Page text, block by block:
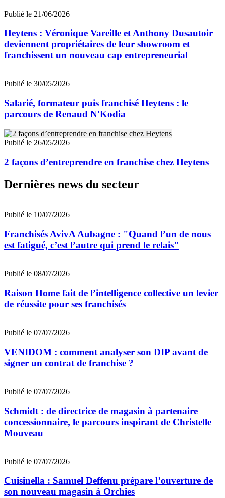
Publié le 21/06/2026
Heytens : Véronique Vareille et Anthony Dusautoir
deviennent propriétaires de leur showroom et
franchissent un nouveau cap entrepreneurial
Publié le 30/05/2026
Salarié, formateur puis franchisé Heytens : le
parcours de Renaud N'Kodia
Publié le 26/05/2026
2 façons d’entreprendre en franchise chez Heytens
Dernières news du secteur
Publié le 10/07/2026
Franchisés AvivA Aubagne : "Quand l’un de nous
est fatigué, c’est l’autre qui prend le relais"
Publié le 08/07/2026
Raison Home fait de l’intelligence collective un levier
de réussite pour ses franchisés
Publié le 07/07/2026
VENIDOM : comment analyser son DIP avant de
signer un contrat de franchise ?
Publié le 07/07/2026
Schmidt : de directrice de magasin à partenaire
concessionnaire, le parcours inspirant de Christelle
Mouveau
Publié le 07/07/2026
Cuisinella : Samuel Deffenu prépare l’ouverture de
son nouveau magasin à Orchies